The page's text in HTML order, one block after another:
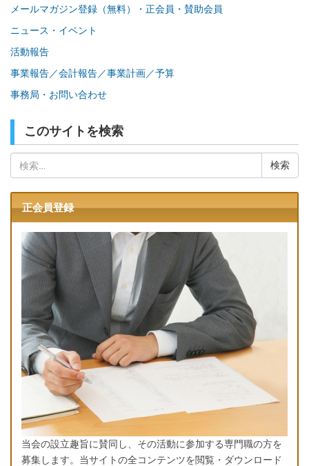
メールマガジン登録（無料）・正会員・賛助会員
ニュース・イベント
活動報告
事業報告／会計報告／事業計画／予算
事務局・お問い合わせ
このサイトを検索
索:
正会員登録
当会の設立趣旨に賛同し、その活動に参加する専門職の方を
募集します。当サイトの全コンテンツを閲覧・ダウンロード